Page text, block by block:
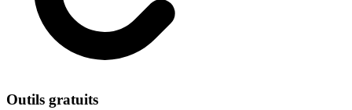
Outils gratuits